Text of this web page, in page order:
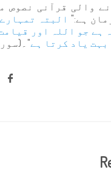
والی قرآنی نصوص
ہے:" البتہ
ہے جو اللہ اور
بہت یاد کرتا ہے"۔(سورۃ